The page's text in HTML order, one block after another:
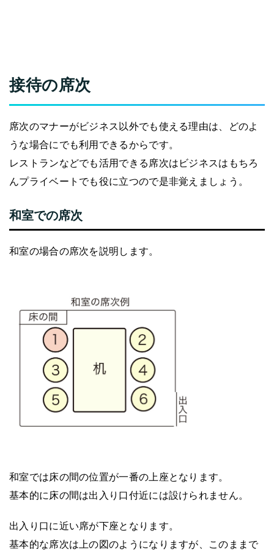
接待の席次
席次のマナーがビジネス以外でも使える理由は、どのよ
うな場合にでも利用できるからです。
レストランなどでも活用できる席次はビジネスはもちろ
んプライベートでも役に立つので是非覚えましょう。
和室での席次
和室の場合の席次を説明します。
和室では床の間の位置が一番の上座となります。
基本的に床の間は出入り口付近には設けられません。
出入り口に近い席が下座となります。
基本的な席次は上の図のようになりますが、このままで